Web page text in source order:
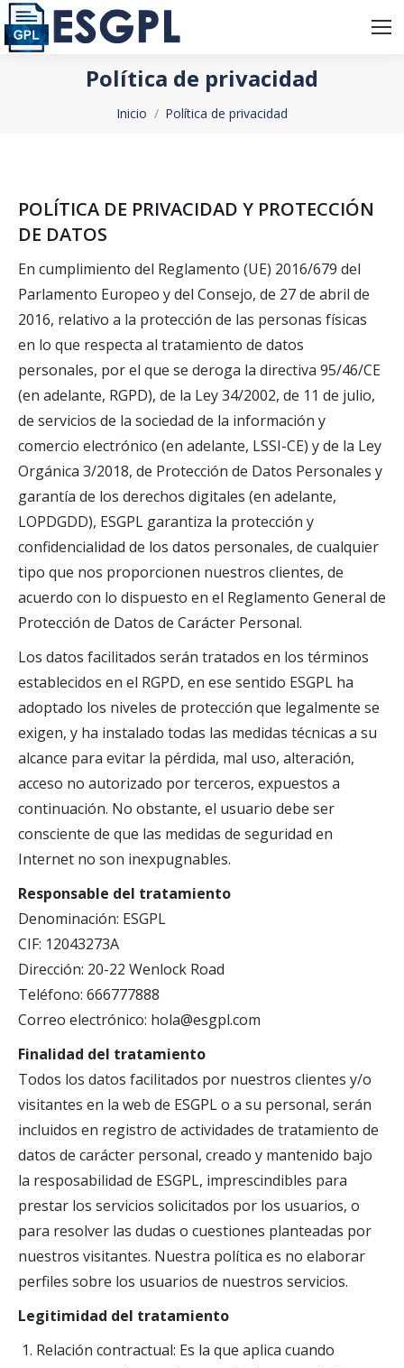
Política de privacidad
Estás aquí:
Inicio Política de privacidad
POLÍTICA DE PRIVACIDAD Y PROTECCIÓN
DE DATOS
En cumplimiento del Reglamento (UE) 2016/679 del
Parlamento Europeo y del Consejo, de 27 de abril de
2016, relativo a la protección de las personas físicas
en lo que respecta al tratamiento de datos
personales, por el que se deroga la directiva 95/46/CE
(en adelante, RGPD), de la Ley 34/2002, de 11 de julio,
de servicios de la sociedad de la información y
comercio electrónico (en adelante, LSSI-CE) y de la Ley
Orgánica 3/2018, de Protección de Datos Personales y
garantía de los derechos digitales (en adelante,
LOPDGDD), ESGPL garantiza la protección y
confidencialidad de los datos personales, de cualquier
tipo que nos proporcionen nuestros clientes, de
acuerdo con lo dispuesto en el Reglamento General de
Protección de Datos de Carácter Personal.
Los datos facilitados serán tratados en los términos
establecidos en el RGPD, en ese sentido ESGPL ha
adoptado los niveles de protección que legalmente se
exigen, y ha instalado todas las medidas técnicas a su
alcance para evitar la pérdida, mal uso, alteración,
acceso no autorizado por terceros, expuestos a
continuación. No obstante, el usuario debe ser
consciente de que las medidas de seguridad en
Internet no son inexpugnables.
Responsable del tratamiento
Denominación: ESGPL
CIF: 12043273A
Dirección: 20-22 Wenlock Road
Teléfono: 666777888
Correo electrónico: hola@esgpl.com
Finalidad del tratamiento
Todos los datos facilitados por nuestros clientes y/o
visitantes en la web de ESGPL o a su personal, serán
incluidos en registro de actividades de tratamiento de
datos de carácter personal, creado y mantenido bajo
la resposabilidad de ESGPL, imprescindibles para
prestar los servicios solicitados por los usuarios, o
para resolver las dudas o cuestiones planteadas por
nuestros visitantes. Nuestra política es no elaborar
perfiles sobre los usuarios de nuestros servicios.
Legitimidad del tratamiento
Relación contractual: Es la que aplica cuando